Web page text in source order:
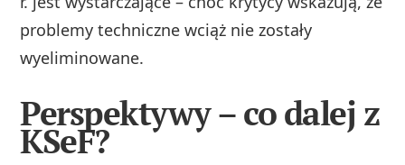
problemy techniczne wciąż nie zostały
wyeliminowane.
Perspektywy – co dalej z
KSeF?